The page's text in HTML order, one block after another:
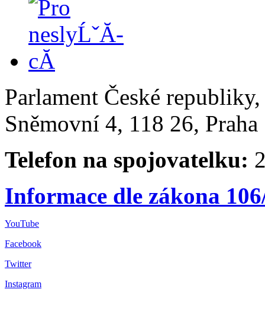
Parlament České
Sněmovní 4, 118 26,
Telefon na spojovatelku:
Informace dle zákona
YouTube
Facebook
Twitter
Instagram